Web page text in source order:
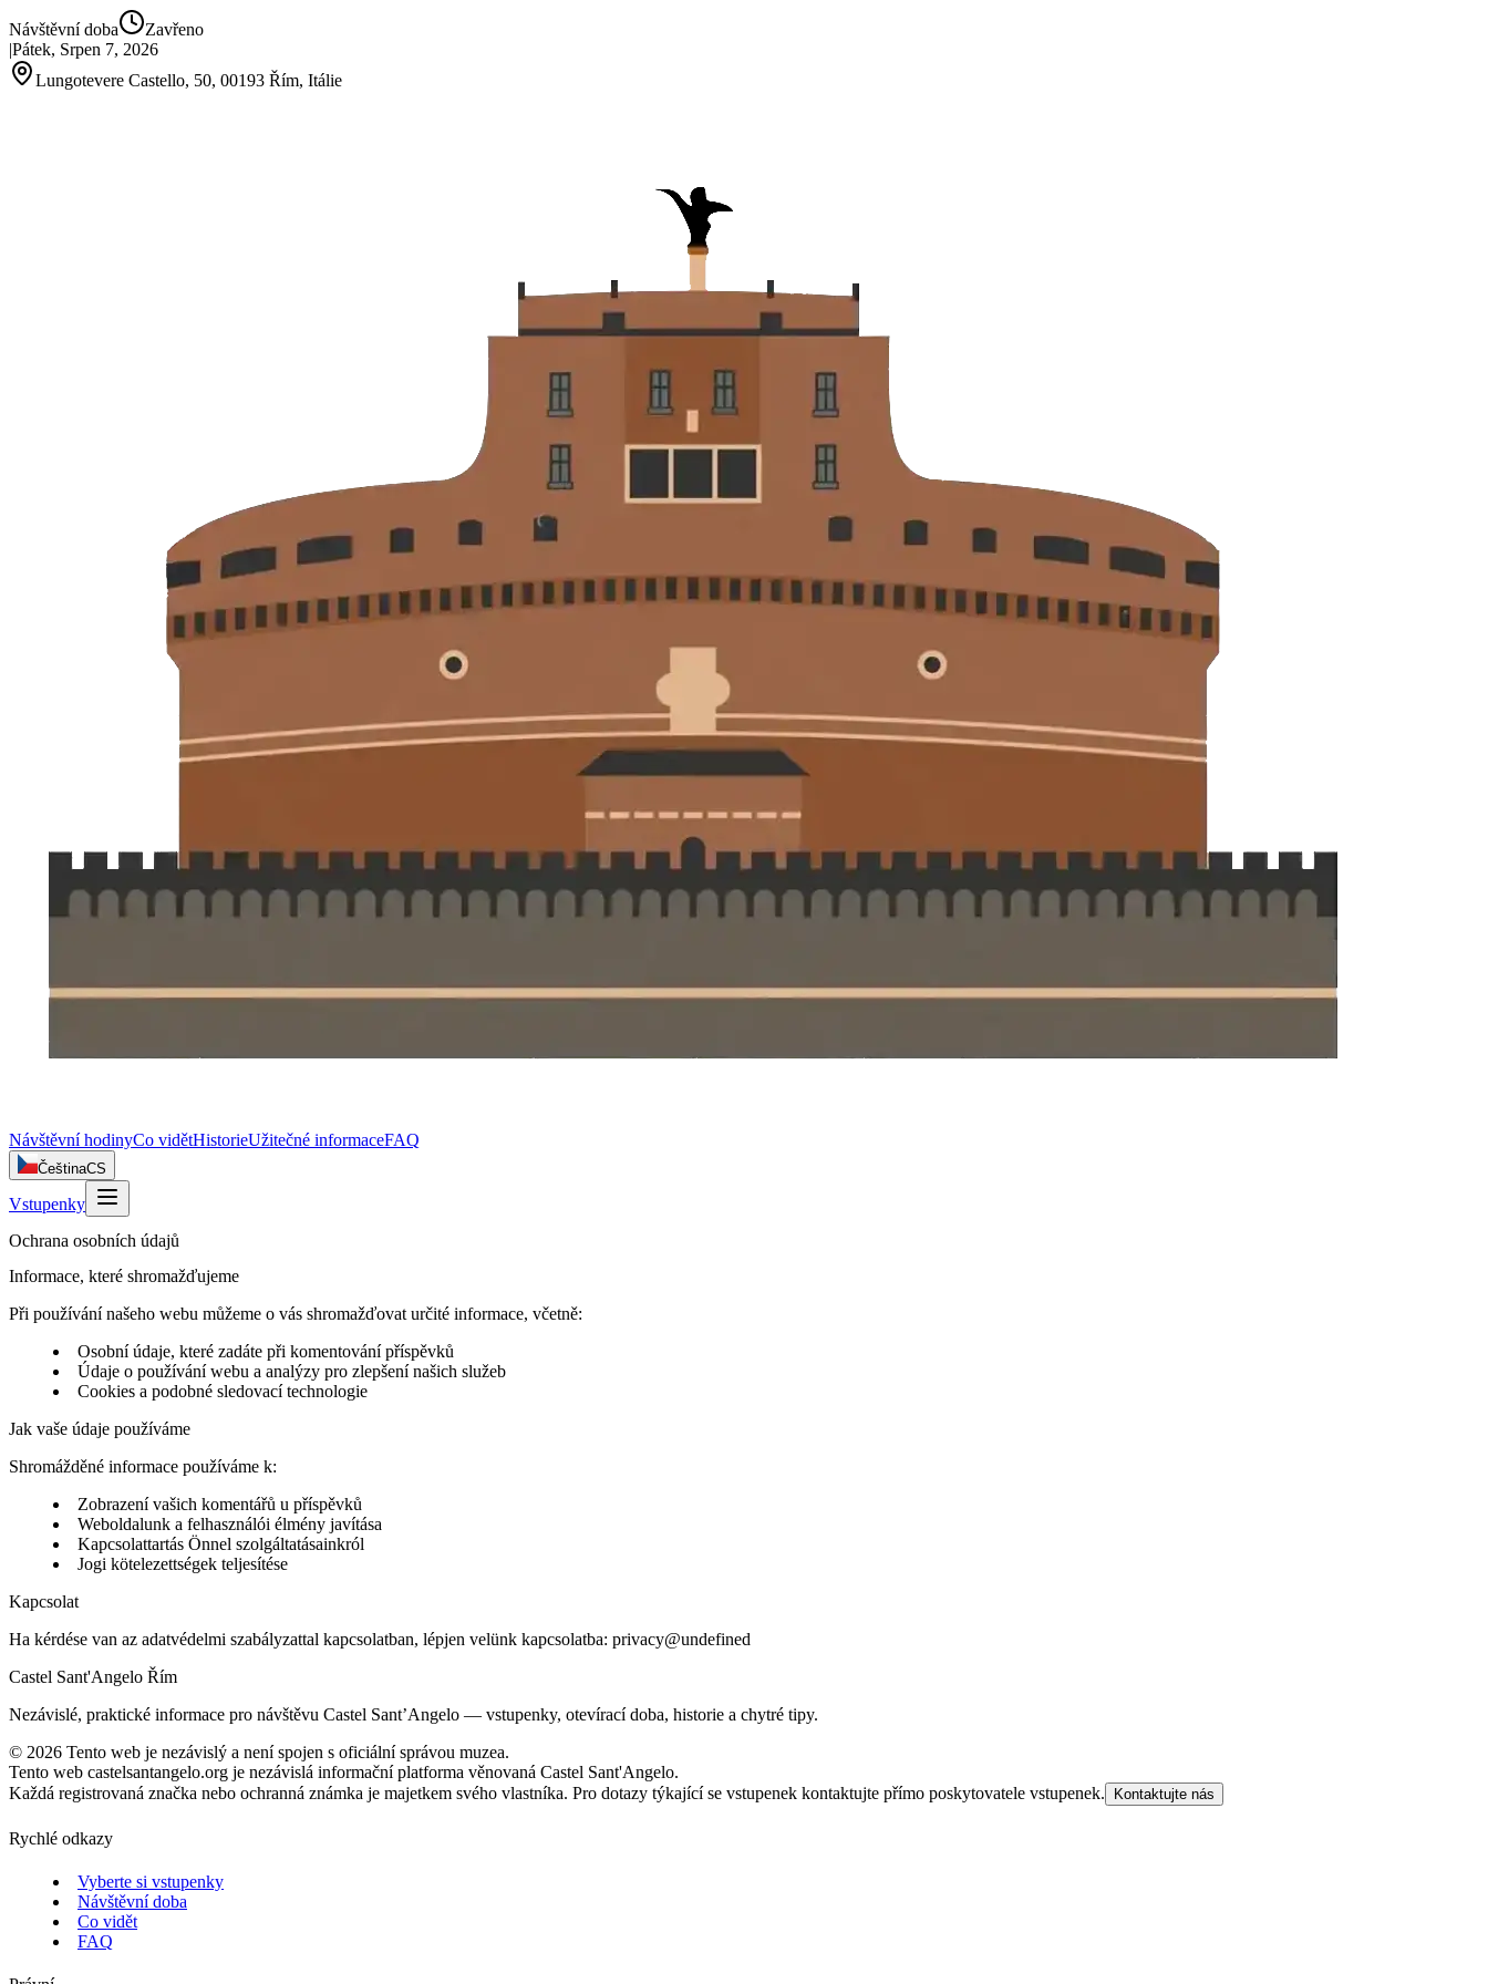
Návštěvní doba
Zavřeno
|Pátek, Srpen 7, 2026
Lungotevere Castello, 50, 00193 Řím, Itálie
Návštěvní hodinyCo vidětHistorieUžitečné informaceFAQ
ČeštinaCS
Vstupenky
Ochrana osobních údajů
Informace, které shromažďujeme
Při používání našeho webu můžeme o vás shromažďovat určité informace, včetně:
Osobní údaje, které zadáte při komentování příspěvků
Údaje o používání webu a analýzy pro zlepšení našich služeb
Cookies a podobné sledovací technologie
Jak vaše údaje používáme
Shromážděné informace používáme k:
Zobrazení vašich komentářů u příspěvků
Weboldalunk a felhasználói élmény javítása
Kapcsolattartás Önnel szolgáltatásainkról
Jogi kötelezettségek teljesítése
Kapcsolat
Ha kérdése van az adatvédelmi szabályzattal kapcsolatban, lépjen velünk kapcsolatba: privacy@undefined
Castel Sant'Angelo Řím
Nezávislé, praktické informace pro návštěvu Castel Sant’Angelo — vstupenky, otevírací doba, historie a chytré tipy.
© 2026 Tento web je nezávislý a není spojen s oficiální správou muzea.
Tento web castelsantangelo.org je nezávislá informační platforma věnovaná Castel Sant'Angelo.
Každá registrovaná značka nebo ochranná známka je majetkem svého vlastníka. Pro dotazy týkající se vstupenek kontaktujte přímo poskytovatele vstupenek.
Kontaktujte nás
Rychlé odkazy
Vyberte si vstupenky
Návštěvní doba
Co vidět
FAQ